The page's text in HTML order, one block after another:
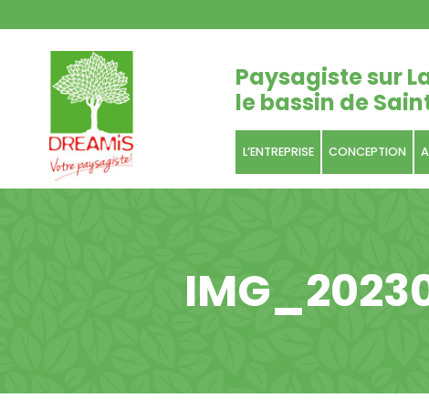
Paysagiste sur
le bassin de
L’ENTREPRISE CONCEPTION